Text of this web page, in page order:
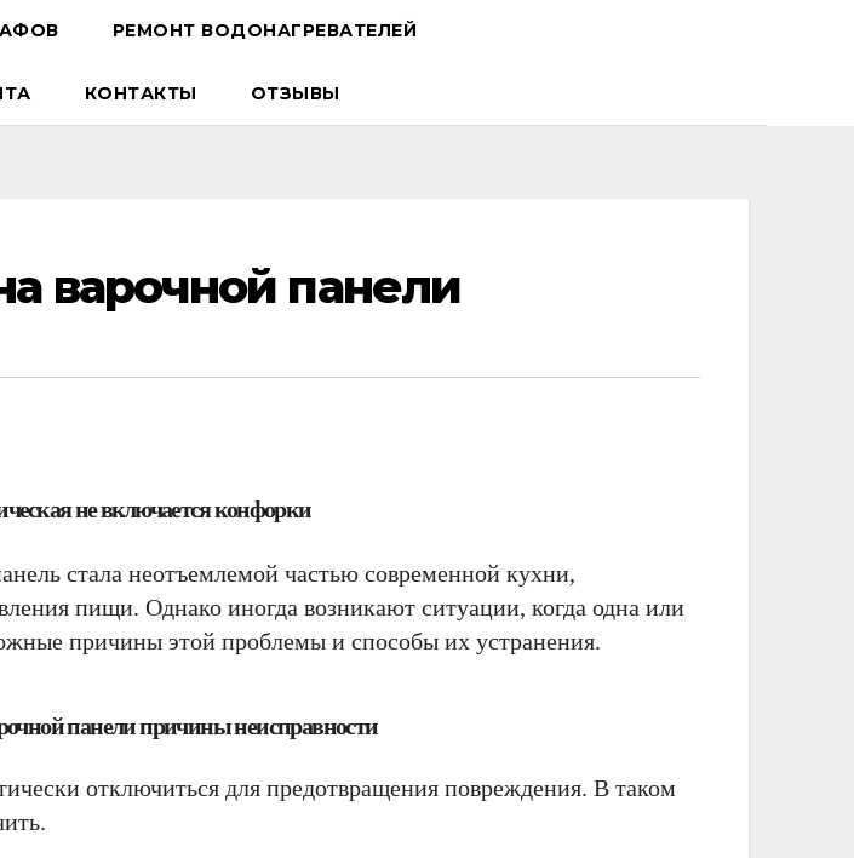
РЕМОНТ ВОДОНАГРЕВАТЕЛЕЙ
КОНТАКТЫ ОТЗЫВЫ
варочной панели
не включается конфорки
стала неотъемлемой частью современной кухни,
пищи. Однако иногда возникают ситуации, когда одна или
причины этой проблемы и способы их устранения.
панели причины неисправности
отключиться для предотвращения повреждения. В таком